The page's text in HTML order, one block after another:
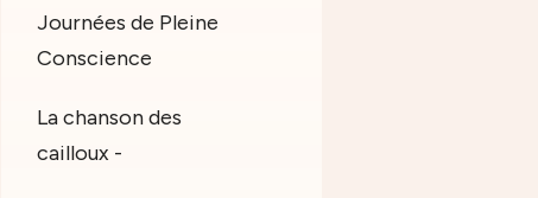
Journées de Pleine
Conscience
La chanson des
cailloux -